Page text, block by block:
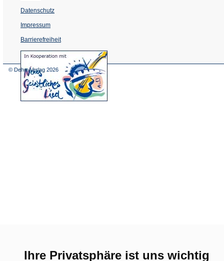
Ihre Privatsphäre ist uns wichtig
Datenschutz
Impressum
Barrierefreiheit
(Öffnet
in
© Dehm Verlag 2026